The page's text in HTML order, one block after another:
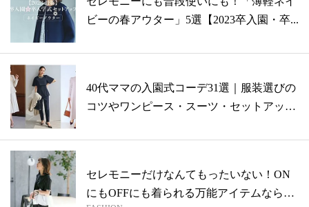
ビーの春アウター」5選【2023卒入園・卒...
40代ママの入園式コーデ31選｜服装選びの
コツやワンピース・スーツ・セットアッ
セレモニーだけなんてもったいない！ON
にもOFFにも着られる万能アイテムなら、